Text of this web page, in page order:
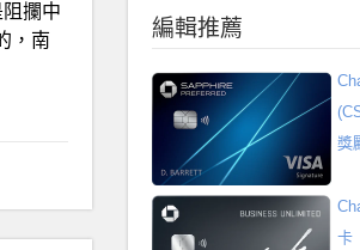
攔中
，南
編輯推薦
獎
卡